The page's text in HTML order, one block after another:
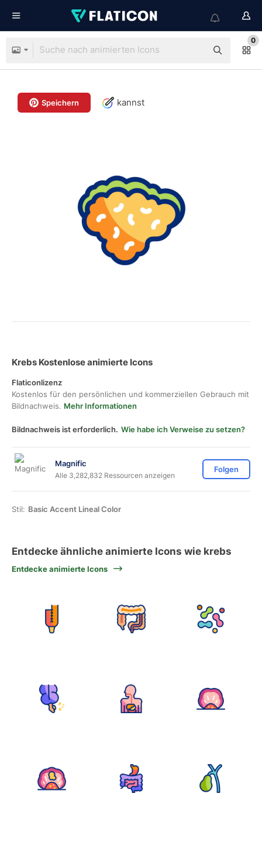
0
Speichern kannst
Krebs Kostenlose animierte Icons
Flaticonlizenz
Kostenlos für den persönlichen und kommerziellen Gebrauch mit
Bildnachweis. Mehr Informationen
Bildnachweis ist erforderlich. Wie habe ich Verweise zu setzen?
Magnific
Alle 3,282,832 Ressourcen anzeigen
Folgen
Stil: Basic Accent Lineal Color
Entdecke ähnliche animierte Icons wie krebs
Entdecke animierte Icons